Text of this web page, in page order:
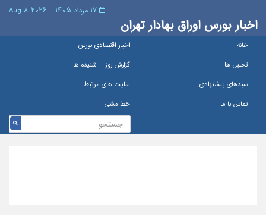
اخبار بورس اوراق بهادار تهران
خانه
اخبار اقتصادی بورس
تحلیل ها
گزارش روز – شنيده ها
سبدهای پیشنهادی
سایت های مرتبط
تماس با ما
خط مشی